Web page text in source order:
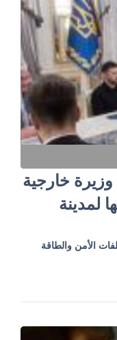
خارجية
لمدينة
الأمن والطاقة